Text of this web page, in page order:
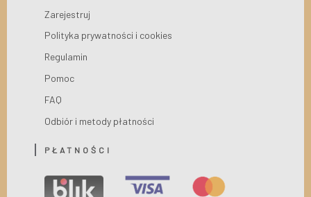
Zarejestruj
Polityka prywatności i cookies
Regulamin
Pomoc
FAQ
Odbiór i metody płatności
PŁATNOŚCI